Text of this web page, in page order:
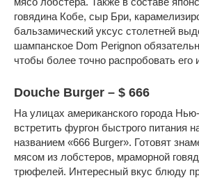
говядина Кобе, сыр Бри,
бальзамический уксус столетней
шампанское Dom Perignon
чтобы более точно распробовать его
Douche Burger – $ 666
На улицах американского города
встретить фургон быстрого питания
названием «666 Burger». Готовят
мясом из лобстеров, мраморной
трюфелей. Интересный вкус блюду